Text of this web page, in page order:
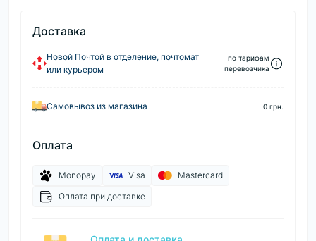
Доставка
Новой Почтой в отделение, почтомат
или курьером
по тарифам
перевозчика
Самовывоз из магазина 0 грн.
Оплата
Monopay Visa
Mastercard
Оплата при доставке